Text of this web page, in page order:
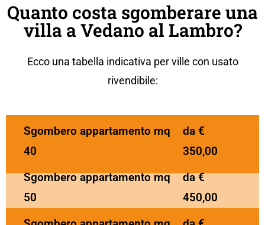
Quanto costa sgomberare una
villa a Vedano al Lambro?
Ecco una tabella indicativa per ville con usato
rivendibile:
Sgombero appartamento mq
40
da €
350,00
Sgombero appartamento mq
50
da €
450,00